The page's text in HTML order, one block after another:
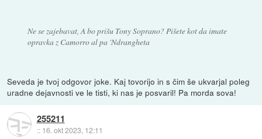
Ne se zajebavat, A bo prišu Tony Soprano? Pišete kot da imate
opravka z Camorro al pa 'Ndrangheta
Seveda je tvoj odgovor joke. Kaj tovorijo in s čim še ukvarjal poleg
uradne dejavnosti ve le tisti, ki nas je posvaril! Pa morda sova!
255211
:: 16. okt 2023, 12:11